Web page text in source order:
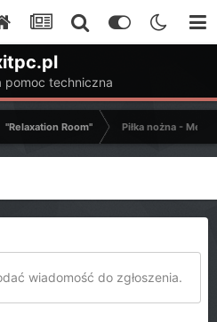
pomoc techniczna
"Relaxation Room" Piłka nożna -
wiadomość do zgłoszenia.